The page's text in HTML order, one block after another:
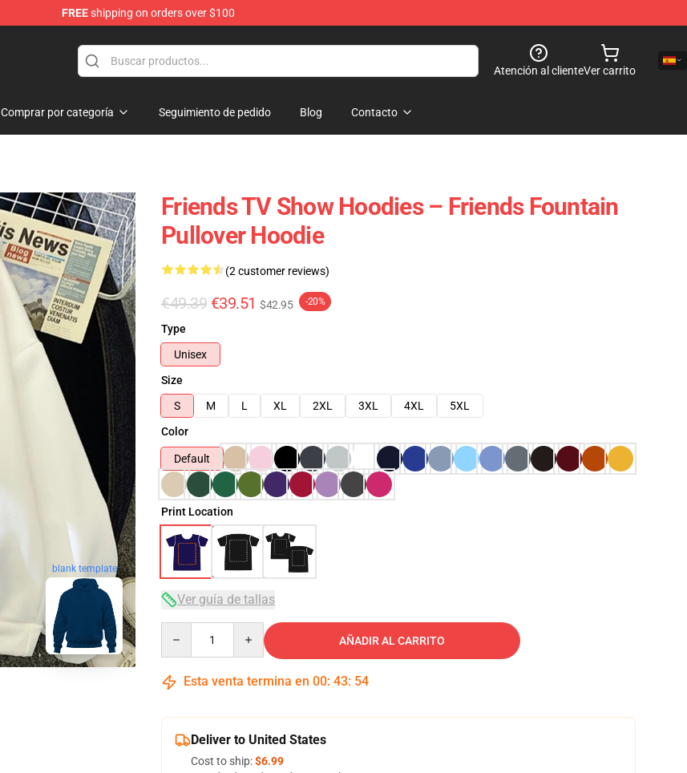
FREEshipping on orders over $100
Atención al clienteVer carrito
Comprar por categoría Seguimiento de pedido Blog Contacto
blank template
Friends TV Show Hoodies – Friends Fountain
Pullover Hoodie
(2 customer reviews)
€49.39 €39.51 $42.95 -20%
Type
Unisex
Size
S
M L XL 2XL 3XL 4XL
5XL
Color
Default
Print Location
Ver guía de tallas
AÑADIR AL CARRITO
Esta venta termina en 00: 43: 53
Deliver to United States
Cost to ship:$6.99